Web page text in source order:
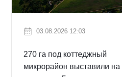
03.08.2026 12:03
270 га под коттеджный
микрорайон выставили на